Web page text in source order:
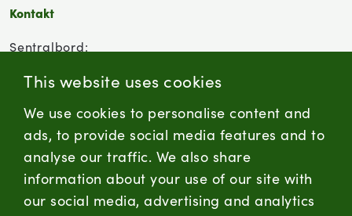
This website uses cookies
We use cookies to personalise content and
ads, to provide social media features and to
analyse our traffic. We also share
information about your use of our site with
our social media, advertising and analytics
Kontakt
Sentralbord:
Kontaktskjema
firmapost@nortura.no